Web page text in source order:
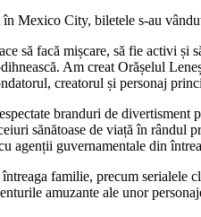
Mexico City, biletele s-au
să facă mișcare, să fie activi și
Am creat Orășelul
creatorul și personaj
branduri de
sănătoase de viață în
agenții guvernamentale din
întreaga familie, precum
amuzante ale unor